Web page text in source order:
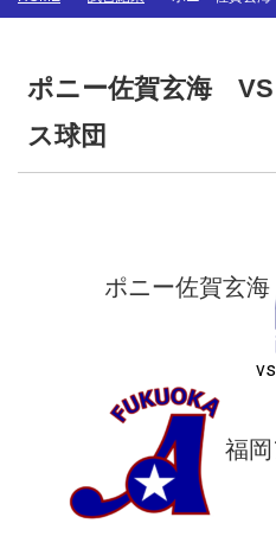
ポニー佐賀玄海
ス球団
ポニー佐賀玄海
vs
福